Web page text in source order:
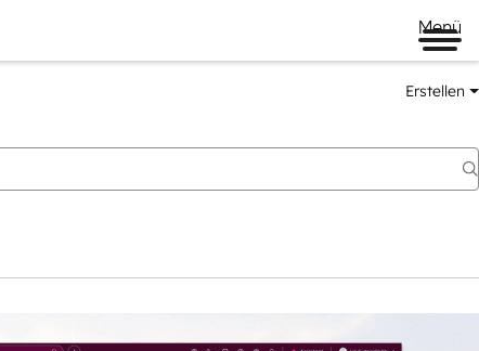
Menü
Erstellen